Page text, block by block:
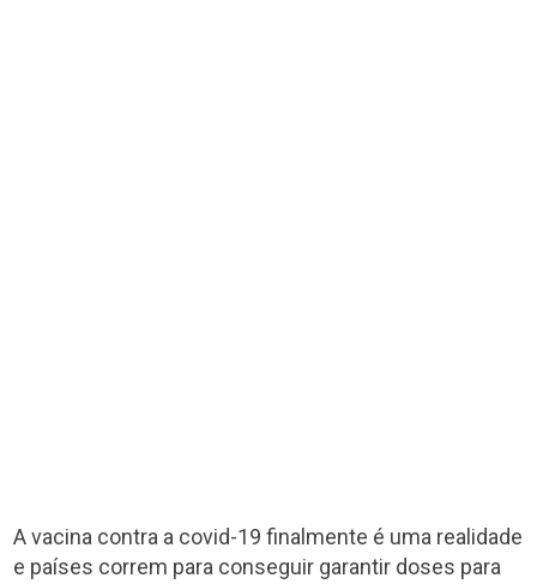
A vacina contra a covid-19 finalmente é uma realidade
e países correm para conseguir garantir doses para